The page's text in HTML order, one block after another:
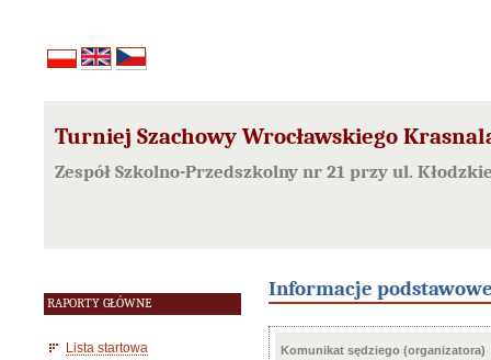
Turniej Szachowy Wrocławskiego
Zespół Szkolno-Przedszkolny nr 21 przy ul.
RAPORTY GŁÓWNE
Lista startowa
Informacje
Komunikat sędziego (organizatora)